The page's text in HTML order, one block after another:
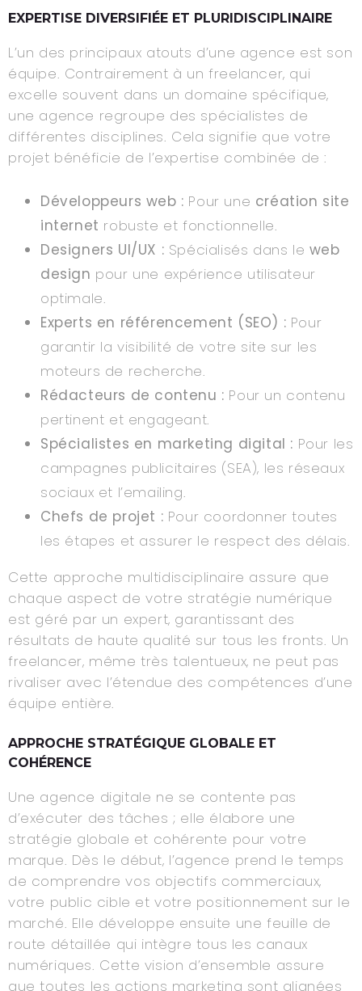
EXPERTISE DIVERSIFIÉE ET PLURIDISCIPLINAIRE
L’un des principaux atouts d’une agence est son
équipe. Contrairement à un freelancer, qui
excelle souvent dans un domaine spécifique,
une agence regroupe des spécialistes de
différentes disciplines. Cela signifie que votre
projet bénéficie de l’expertise combinée de :
Développeurs web : Pour une création site
internet robuste et fonctionnelle.
Designers UI/UX : Spécialisés dans le web
design pour une expérience utilisateur
optimale.
Experts en référencement (SEO) : Pour
garantir la visibilité de votre site sur les
moteurs de recherche.
Rédacteurs de contenu : Pour un contenu
pertinent et engageant.
Spécialistes en marketing digital : Pour les
campagnes publicitaires (SEA), les réseaux
sociaux et l’emailing.
Chefs de projet : Pour coordonner toutes
les étapes et assurer le respect des délais.
Cette approche multidisciplinaire assure que
chaque aspect de votre stratégie numérique
est géré par un expert, garantissant des
résultats de haute qualité sur tous les fronts. Un
freelancer, même très talentueux, ne peut pas
rivaliser avec l’étendue des compétences d’une
équipe entière.
APPROCHE STRATÉGIQUE GLOBALE ET
COHÉRENCE
Une agence digitale ne se contente pas
d’exécuter des tâches ; elle élabore une
stratégie globale et cohérente pour votre
marque. Dès le début, l’agence prend le temps
de comprendre vos objectifs commerciaux,
votre public cible et votre positionnement sur le
marché. Elle développe ensuite une feuille de
route détaillée qui intègre tous les canaux
numériques. Cette vision d’ensemble assure
que toutes les actions marketing sont alignées